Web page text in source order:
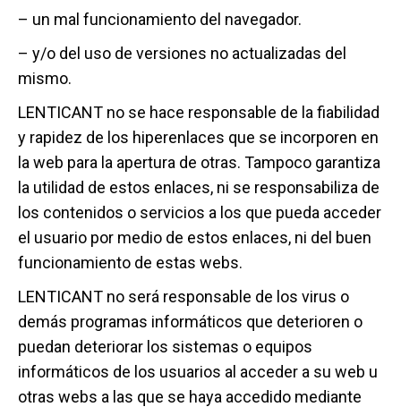
– un mal funcionamiento del navegador.
– y/o del uso de versiones no actualizadas del
mismo.
LENTICANT no se hace responsable de la fiabilidad
y rapidez de los hiperenlaces que se incorporen en
la web para la apertura de otras. Tampoco garantiza
la utilidad de estos enlaces, ni se responsabiliza de
los contenidos o servicios a los que pueda acceder
el usuario por medio de estos enlaces, ni del buen
funcionamiento de estas webs.
LENTICANT no será responsable de los virus o
demás programas informáticos que deterioren o
puedan deteriorar los sistemas o equipos
informáticos de los usuarios al acceder a su web u
otras webs a las que se haya accedido mediante